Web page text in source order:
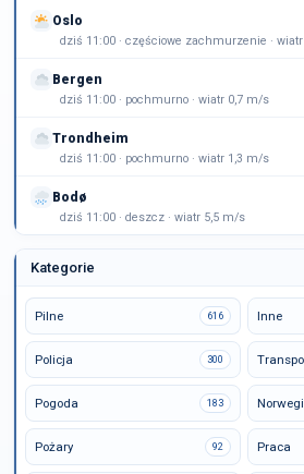
Oslo
dziś 11:00 · częściowe zachmurzenie ·
Bergen
dziś 11:00 · pochmurno · wiatr 0,7 m/s
Trondheim
dziś 11:00 · pochmurno · wiatr 1,3 m/s
Bodø
dziś 11:00 · deszcz · wiatr 5,5 m/s
Kategorie
Pilne 616 Inne
Policja 300
Pogoda 183
Pożary 92 Praca